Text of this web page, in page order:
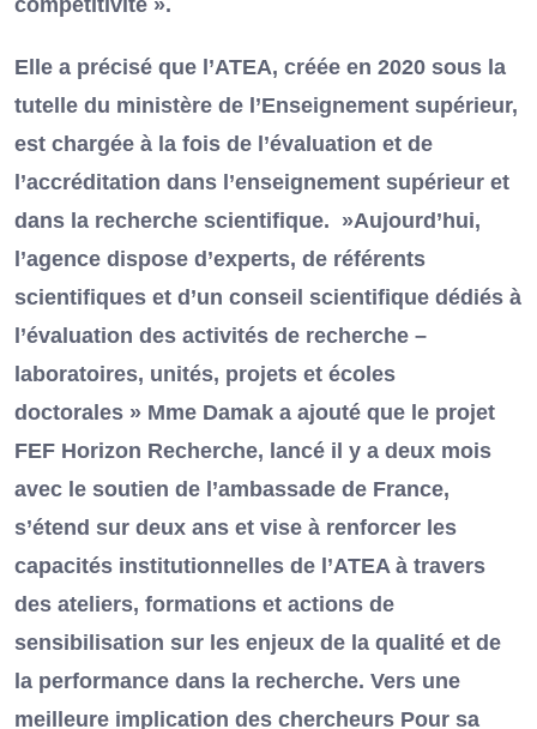
compétitivité ».
Elle a précisé que l’ATEA, créée en 2020 sous la
tutelle du ministère de l’Enseignement supérieur,
est chargée à la fois de l’évaluation et de
l’accréditation dans l’enseignement supérieur et
dans la recherche scientifique. »Aujourd’hui,
l’agence dispose d’experts, de référents
scientifiques et d’un conseil scientifique dédiés à
l’évaluation des activités de recherche –
laboratoires, unités, projets et écoles
doctorales » Mme Damak a ajouté que le projet
FEF Horizon Recherche, lancé il y a deux mois
avec le soutien de l’ambassade de France,
s’étend sur deux ans et vise à renforcer les
capacités institutionnelles de l’ATEA à travers
des ateliers, formations et actions de
sensibilisation sur les enjeux de la qualité et de
la performance dans la recherche. Vers une
meilleure implication des chercheurs Pour sa